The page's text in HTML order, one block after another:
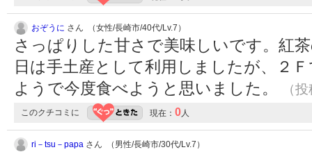
おぞうに さん （女性/長崎市/40代/Lv.7）
さっぱりした甘さで美味しいです。紅
日は手土産として利用しましたが、２
ようで今度食べようと思いました。
（
このクチコミに 現在： 0人
ri－tsu－papa さん （男性/長崎市/30代/Lv.7）